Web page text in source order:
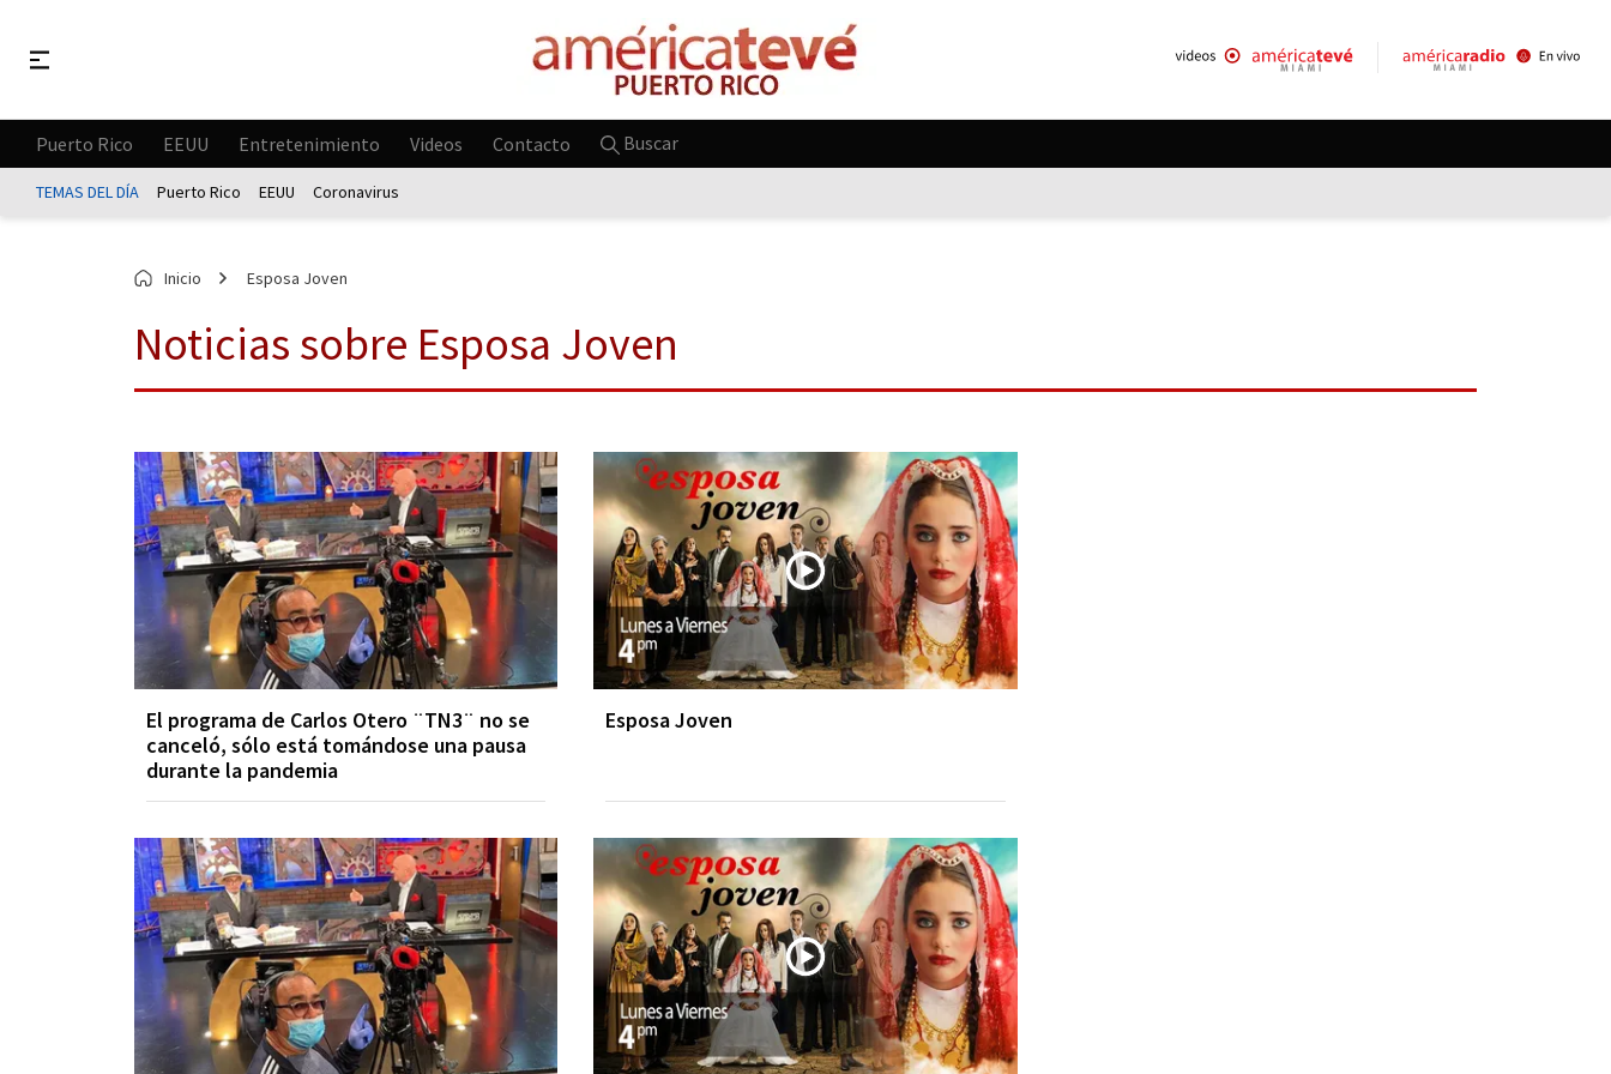
Puerto Rico EEUU Entretenimiento Videos Contacto Buscar
TEMAS DEL DÍA Puerto Rico EEUU Coronavirus
Inicio Esposa Joven
Noticias sobre Esposa Joven
El programa de Carlos Otero ¨TN3¨ no se
canceló, sólo está tomándose una pausa
durante la pandemia
Esposa Joven